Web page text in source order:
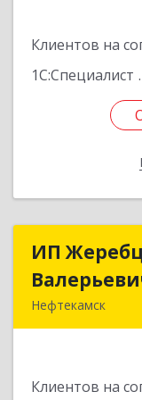
Клиентов на
1С:Специалист
ИП
Нефтекамск
Клиентов на